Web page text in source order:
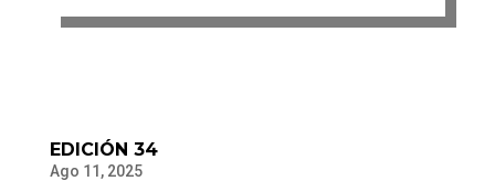
EDICIÓN 34
Ago 11, 2025